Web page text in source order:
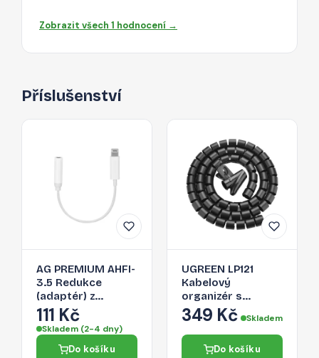
Zobrazit všech 1 hodnocení →
Příslušenství
AG PREMIUM AHFI-
3.5 Redukce
(adaptér) z
Lightning na 3,5
Jack, bílá
111 Kč
Skladem (2-4 dny)
Do košíku
UGREEN LP121
Kabelový
organizér s
aplikačním
vodítkem, průměr
25mm, délka 1,5m,
černý
349 Kč Skladem
Do košíku